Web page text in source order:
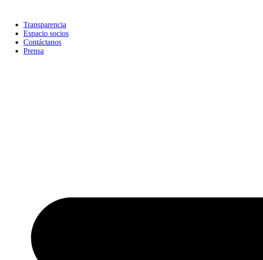
contentTransparencia
Espacio socios
Contáctanos
Prensa